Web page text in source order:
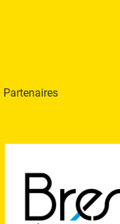
Partenaires